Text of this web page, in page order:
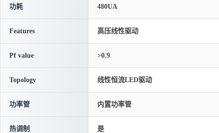
功耗 480UA
Features 高压线性驱动
Pf value >0.9
Topology 线性恒流LED驱动
功率管 内置功率管
热调制 是